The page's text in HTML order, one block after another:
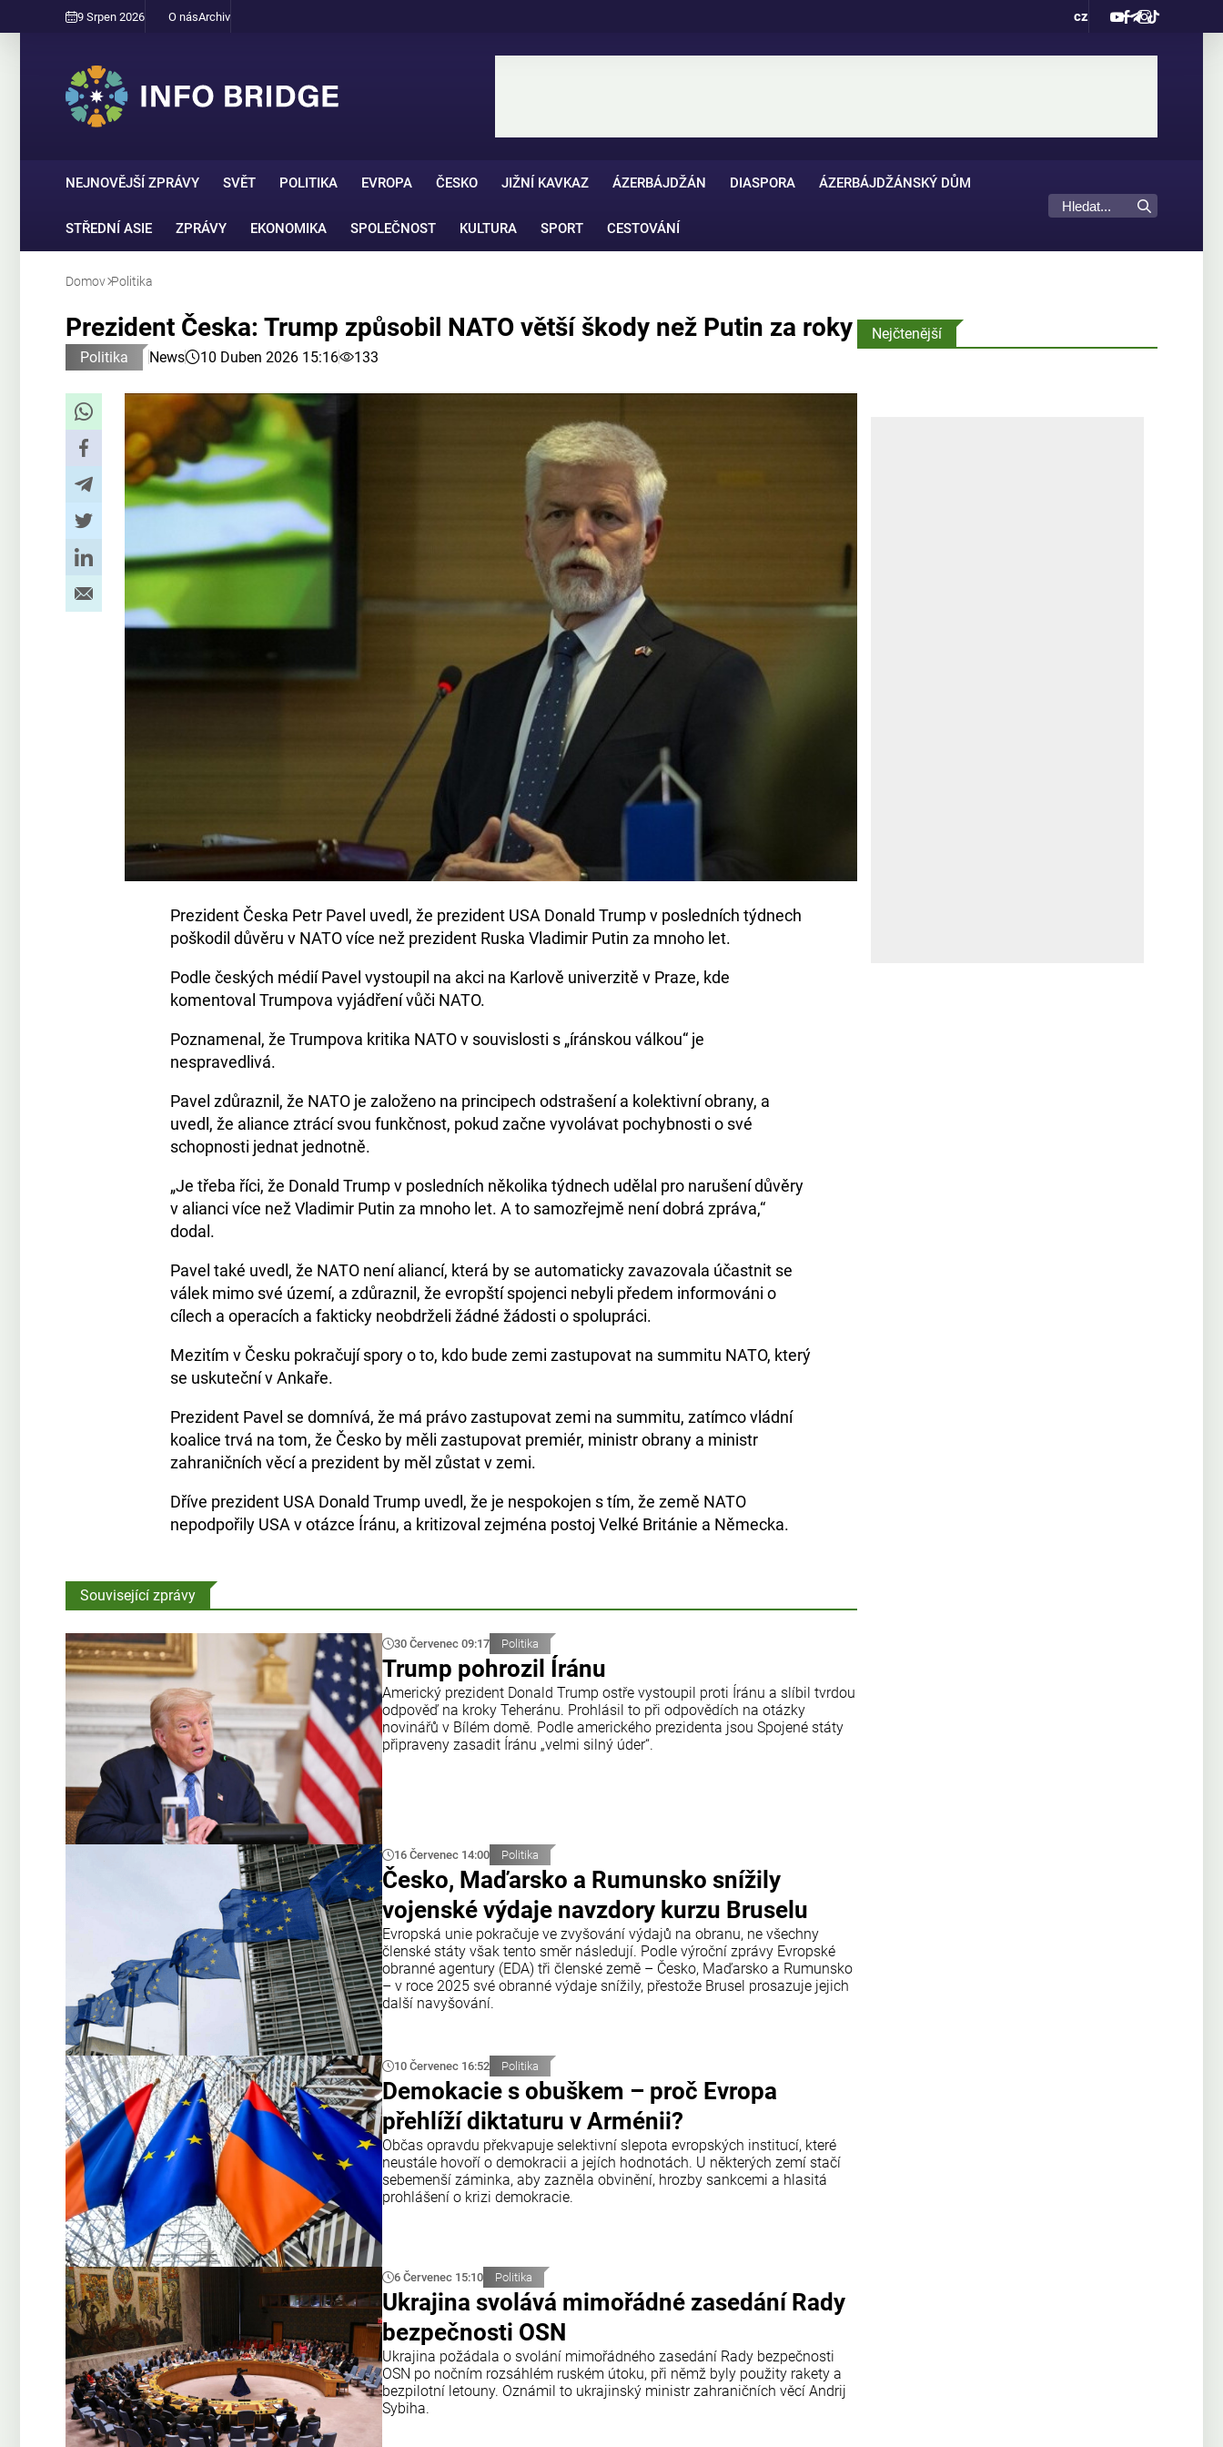
9 Srpen 2026 O násArchiv cz
NEJNOVĚJŠÍ ZPRÁVY SVĚT POLITIKA EVROPA ČESKO JIŽNÍ KAVKAZ ÁZERBÁJDŽÁN DIASPORA ÁZERBÁJDŽÁNSKÝ DŮM
STŘEDNÍ ASIE ZPRÁVY EKONOMIKA SPOLEČNOST KULTURA SPORT CESTOVÁNÍ
Domov Politika
Prezident Česka: Trump způsobil NATO větší škody než Putin za roky
Politika News 10 Duben 2026 15:16 133
Prezident Česka Petr Pavel uvedl, že prezident USA Donald Trump v posledních týdnech
poškodil důvěru v NATO více než prezident Ruska Vladimir Putin za mnoho let.
Podle českých médií Pavel vystoupil na akci na Karlově univerzitě v Praze, kde
komentoval Trumpova vyjádření vůči NATO.
Poznamenal, že Trumpova kritika NATO v souvislosti s „íránskou válkou“ je
nespravedlivá.
Pavel zdůraznil, že NATO je založeno na principech odstrašení a kolektivní obrany, a
uvedl, že aliance ztrácí svou funkčnost, pokud začne vyvolávat pochybnosti o své
schopnosti jednat jednotně.
„Je třeba říci, že Donald Trump v posledních několika týdnech udělal pro narušení důvěry
v alianci více než Vladimir Putin za mnoho let. A to samozřejmě není dobrá zpráva,“
dodal.
Pavel také uvedl, že NATO není aliancí, která by se automaticky zavazovala účastnit se
válek mimo své území, a zdůraznil, že evropští spojenci nebyli předem informováni o
cílech a operacích a fakticky neobdrželi žádné žádosti o spolupráci.
Mezitím v Česku pokračují spory o to, kdo bude zemi zastupovat na summitu NATO, který
se uskuteční v Ankaře.
Prezident Pavel se domnívá, že má právo zastupovat zemi na summitu, zatímco vládní
koalice trvá na tom, že Česko by měli zastupovat premiér, ministr obrany a ministr
zahraničních věcí a prezident by měl zůstat v zemi.
Dříve prezident USA Donald Trump uvedl, že je nespokojen s tím, že země NATO
nepodpořily USA v otázce Íránu, a kritizoval zejména postoj Velké Británie a Německa.
Související zprávy
30 Červenec 09:17 Politika
Trump pohrozil Íránu
Americký prezident Donald Trump ostře vystoupil proti Íránu a slíbil tvrdou
odpověď na kroky Teheránu. Prohlásil to při odpovědích na otázky
novinářů v Bílém domě. Podle amerického prezidenta jsou Spojené státy
připraveny zasadit Íránu „velmi silný úder“.
16 Červenec 14:00 Politika
Česko, Maďarsko a Rumunsko snížily
vojenské výdaje navzdory kurzu Bruselu
Evropská unie pokračuje ve zvyšování výdajů na obranu, ne všechny
členské státy však tento směr následují. Podle výroční zprávy Evropské
obranné agentury (EDA) tři členské země – Česko, Maďarsko a Rumunsko
– v roce 2025 své obranné výdaje snížily, přestože Brusel prosazuje jejich
další navyšování.
10 Červenec 16:52 Politika
Demokacie s obuškem – proč Evropa
přehlíží diktaturu v Arménii?
Občas opravdu překvapuje selektivní slepota evropských institucí, které
neustále hovoří o demokracii a jejích hodnotách. U některých zemí stačí
sebemenší záminka, aby zazněla obvinění, hrozby sankcemi a hlasitá
prohlášení o krizi demokracie.
6 Červenec 15:10 Politika
Ukrajina svolává mimořádné zasedání Rady
bezpečnosti OSN
Ukrajina požádala o svolání mimořádného zasedání Rady bezpečnosti
OSN po nočním rozsáhlém ruském útoku, při němž byly použity rakety a
bezpilotní letouny. Oznámil to ukrajinský ministr zahraničních věcí Andrij
Sybiha.
Nejčtenější